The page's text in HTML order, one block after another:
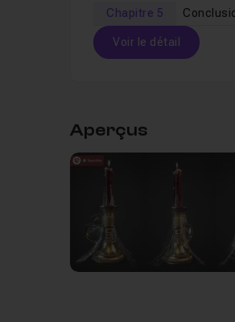
Chapitre 5
Voir le détail
Chapitre 2 :
Aperçus